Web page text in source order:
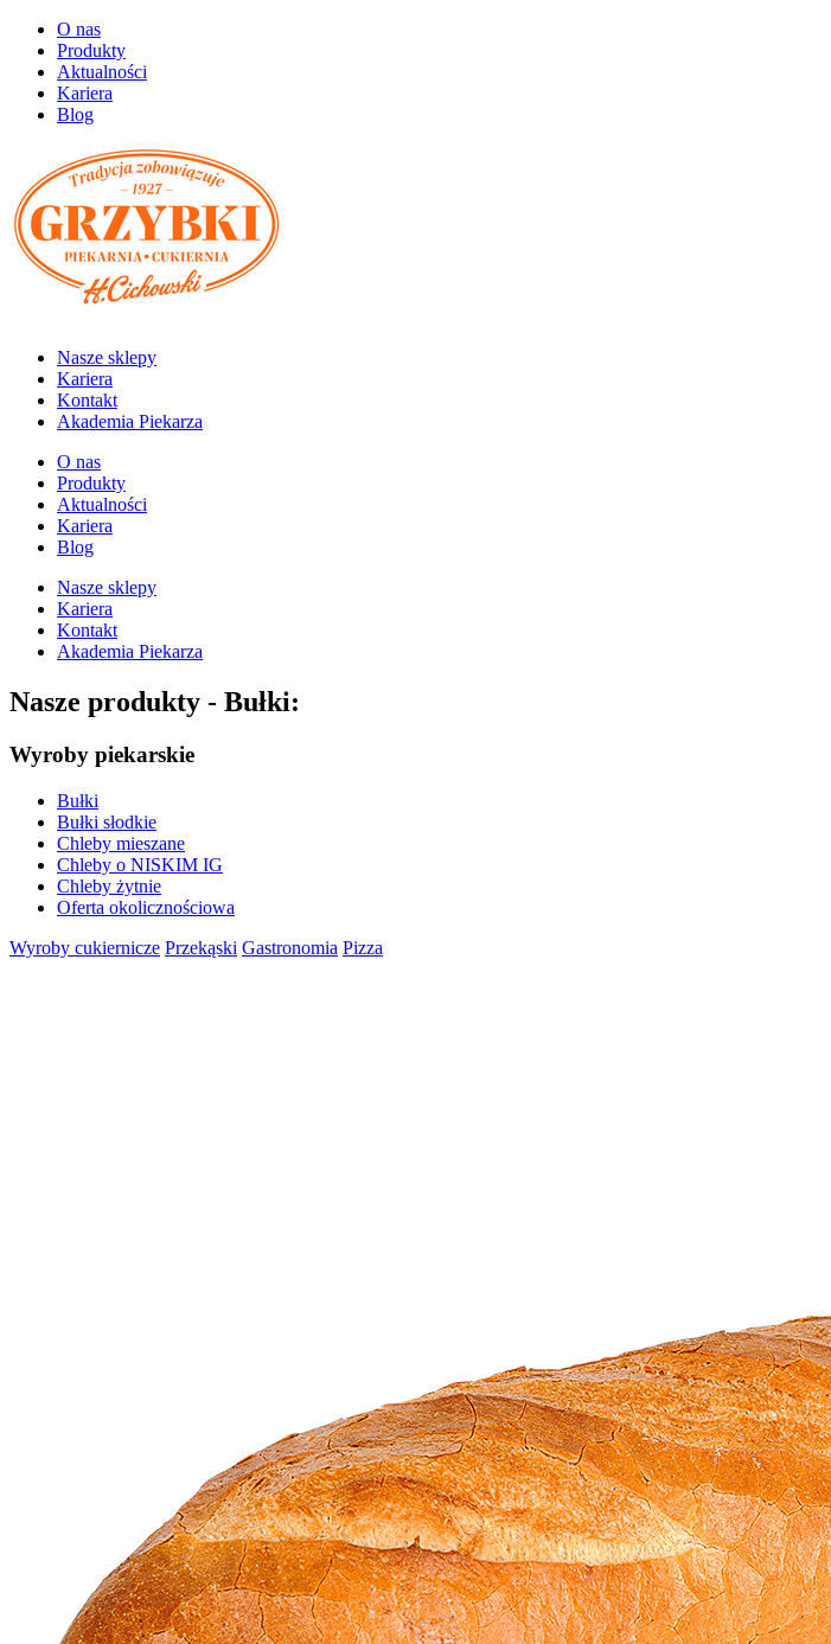
O nas
Produkty
Aktualności
Kariera
Blog
Nasze sklepy
Kariera
Kontakt
Akademia Piekarza
O nas
Produkty
Aktualności
Kariera
Blog
Nasze sklepy
Kariera
Kontakt
Akademia Piekarza
Nasze produkty - Bułki:
Wyroby piekarskie
Bułki
Bułki słodkie
Chleby mieszane
Chleby o NISKIM IG
Chleby żytnie
Oferta okolicznościowa
Wyroby cukiernicze Przekąski Gastronomia Pizza